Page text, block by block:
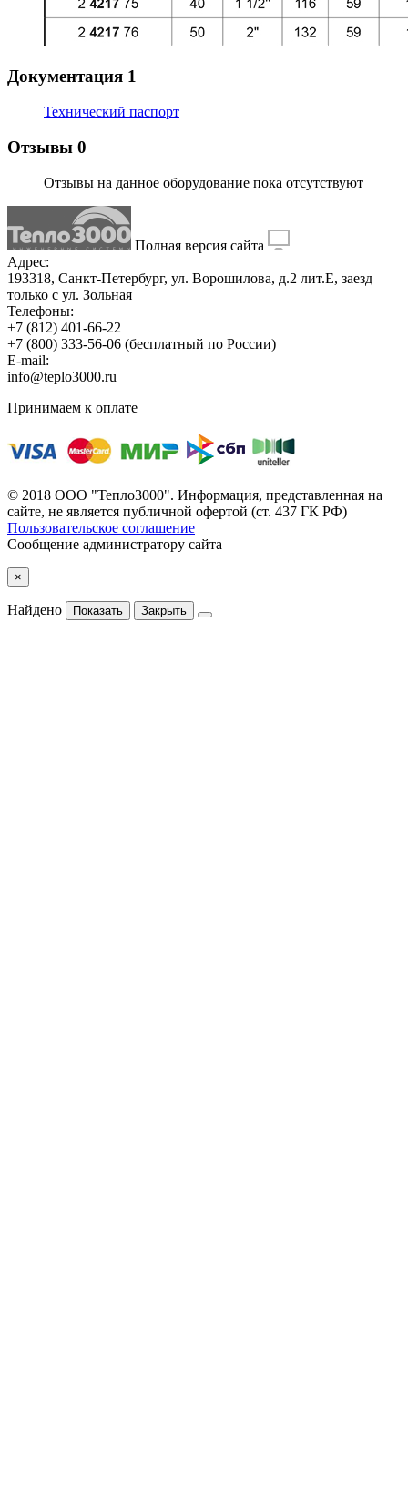
Документация 1
Технический паспорт
Отзывы 0
Отзывы на данное оборудование пока отсутствуют
Полная версия сайта
Адрес:
193318, Санкт-Петербург, ул. Ворошилова, д.2 лит.Е, заезд
только с ул. Зольная
Телефоны:
+7 (812) 401-66-22
+7 (800) 333-56-06 (бесплатный по России)
E-mail:
info@teplo3000.ru
Принимаем к оплате
© 2018 ООО "Тепло3000". Информация, представленная на
сайте, не является публичной офертой (ст. 437 ГК РФ)
Пользовательское соглашение
Сообщение администратору сайта
×
Найдено Показать Закрыть